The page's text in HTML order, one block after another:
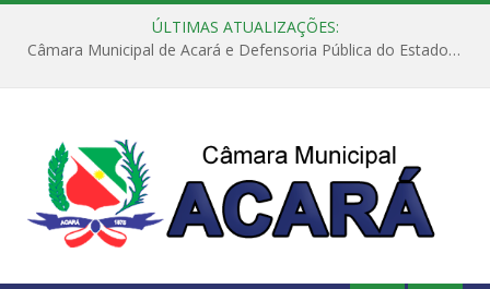
ÚLTIMAS ATUALIZAÇÕES:
Câmara Municipal de Acará e Defensoria Pública do Estado, promovem Ação Balcão de Direitos